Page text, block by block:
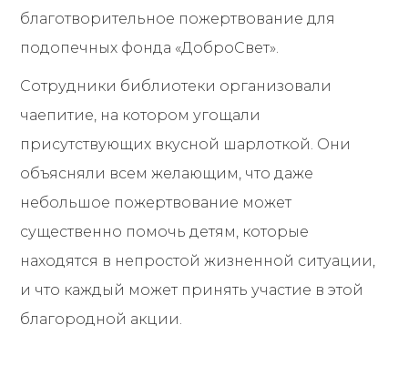
благотворительное пожертвование для
подопечных фонда «ДоброСвет».
Сотрудники библиотеки организовали
чаепитие, на котором угощали
присутствующих вкусной шарлоткой. Они
объясняли всем желающим, что даже
небольшое пожертвование может
существенно помочь детям, которые
находятся в непростой жизненной ситуации,
и что каждый может принять участие в этой
благородной акции.